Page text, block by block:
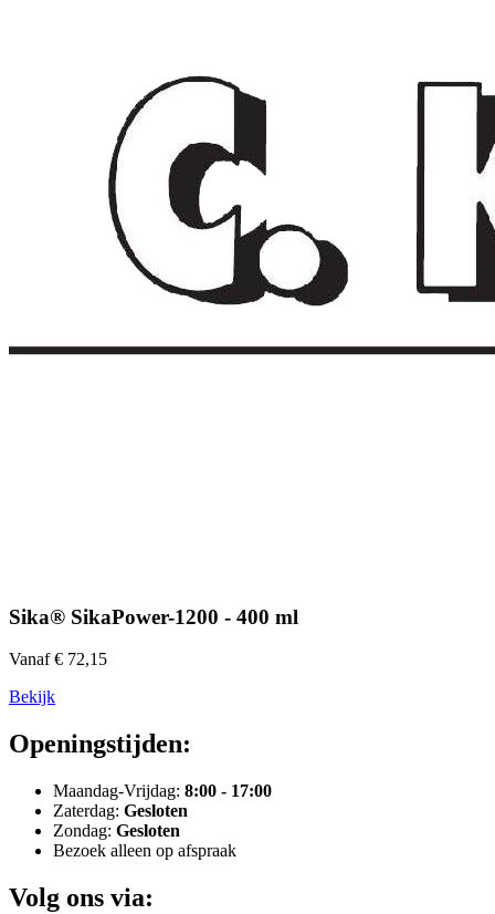
Sika® SikaPower-1200 - 400 ml
Vanaf € 72,15
Bekijk
Openingstijden:
Maandag-Vrijdag: 8:00 - 17:00
Zaterdag: Gesloten
Zondag: Gesloten
Bezoek alleen op afspraak
Volg ons via: